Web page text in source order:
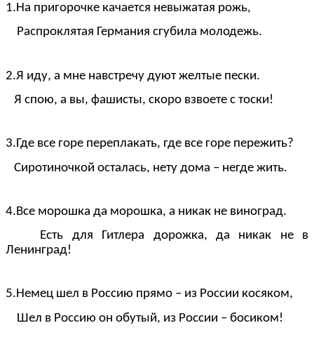
1.На пригорочке качается невыжатая рожь,
Распроклятая Германия сгубила молодежь.
2.Я иду, а мне навстречу дуют желтые пески.
Я спою, а вы, фашисты, скоро взвоете с тоски!
3.Где все горе переплакать, где все горе пережить?
Сиротиночкой осталась, нету дома – негде жить.
4.Все морошка да морошка, а никак не виноград.
Есть для Гитлера дорожка, да никак не в
Ленинград!
5.Немец шел в Россию прямо – из России косяком,
Шел в Россию он обутый, из России – босиком!